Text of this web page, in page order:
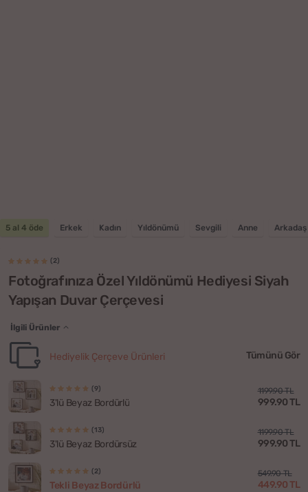
5 al 4 öde Erkek Kadın Yıldönümü Sevgili Anne Arkadaş
(2)
Fotoğrafınıza Özel Yıldönümü Hediyesi Siyah
Yapışan Duvar Çerçevesi
İlgili Ürünler
Hediyelik Çerçeve Ürünleri Tümünü Gör
(9)
3'lü Beyaz Bordürlü
1199.90 TL
999.90 TL
(13)
3'lü Beyaz Bordürsüz
1199.90 TL
999.90 TL
(2)
Tekli Beyaz Bordürlü
549.90 TL
449.90 TL